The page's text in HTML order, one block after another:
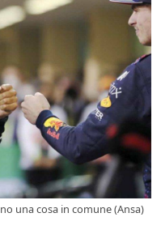
una cosa in comune (Ansa)